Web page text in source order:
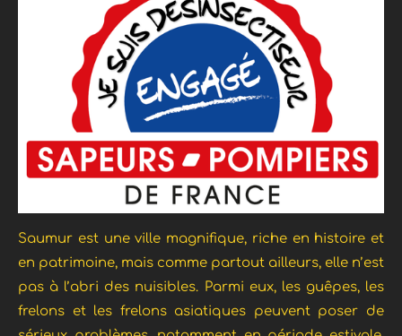
Saumur est une ville magnifique, riche en histoire et
en patrimoine, mais comme partout ailleurs, elle n’est
pas à l’abri des nuisibles. Parmi eux, les guêpes, les
frelons et les frelons asiatiques peuvent poser de